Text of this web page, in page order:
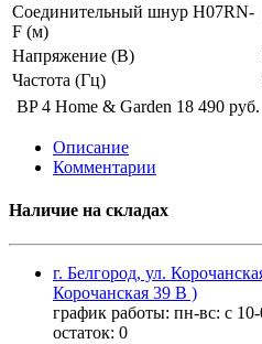
Соединительный шнур H07RN-
F (м)
Напряжение (В)
Частота (Гц)
BP 4 Home & Garden 18 490 руб.
Описание
Комментарии
Наличие на складах
г. Белгород, ул.
Корочанская 39 В )
график работы: пн-вс: с
остаток: 0